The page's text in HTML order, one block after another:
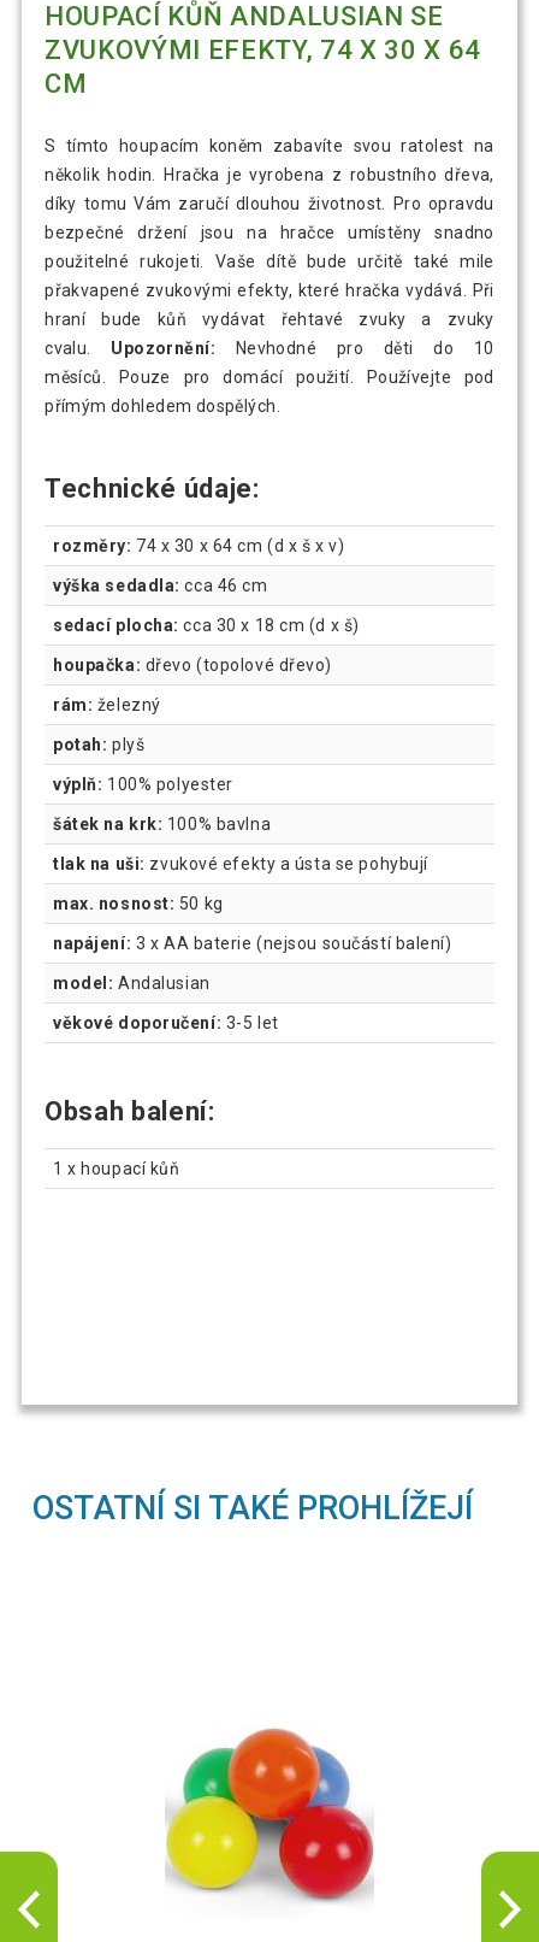
HOUPACÍ KŮŇ ANDALUSIAN SE
ZVUKOVÝMI EFEKTY, 74 X 30 X 64
CM
S tímto houpacím koněm zabavíte svou ratolest na
několik hodin. Hračka je vyrobena z robustního dřeva,
díky tomu Vám zaručí dlouhou životnost. Pro opravdu
bezpečné držení jsou na hračce umístěny snadno
použitelné rukojeti. Vaše dítě bude určitě také mile
přakvapené zvukovými efekty, které hračka vydává. Při
hraní bude kůň vydávat řehtavé zvuky a zvuky
cvalu. Upozornění:
Nevhodné pro děti do 10
měsíců. Pouze pro domácí použití. Používejte pod
přímým dohledem dospělých.
Technické údaje:
rozměry: 74 x 30 x 64 cm (d x š x v)
výška sedadla: cca 46 cm
sedací plocha: cca 30 x 18 cm (d x š)
houpačka: dřevo (topolové dřevo)
rám: železný
potah: plyš
výplň: 100% polyester
šátek na krk: 100% bavlna
tlak na uši: zvukové efekty a ústa se pohybují
max. nosnost: 50 kg
napájení: 3 x AA baterie (nejsou součástí balení)
model: Andalusian
věkové doporučení: 3-5 let
Obsah balení:
1 x houpací kůň
OSTATNÍ SI TAKÉ PROHLÍŽEJÍ